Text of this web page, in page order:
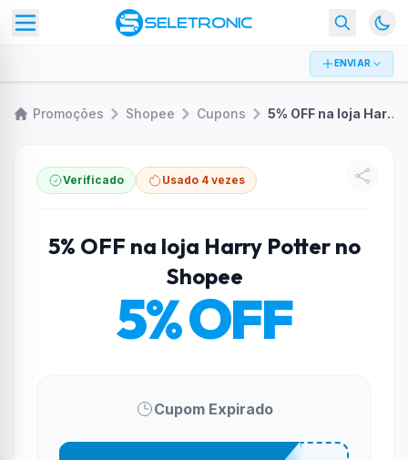
ENVIAR
Promoções Shopee Cupons 5% OFF na loja Harry Potter no Shopee
Verificado Usado 4 vezes
5% OFF na loja Harry Potter no
Shopee
5% OFF
Cupom Expirado